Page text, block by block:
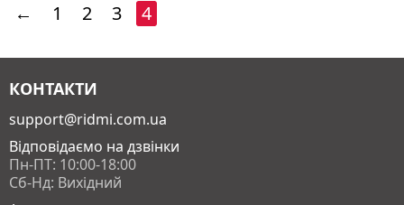
← 1 2 3 4
КОНТАКТИ
support@ridmi.com.ua
Відповідаємо на дзвінки
Пн-ПТ: 10:00-18:00
Сб-Нд: Вихідний